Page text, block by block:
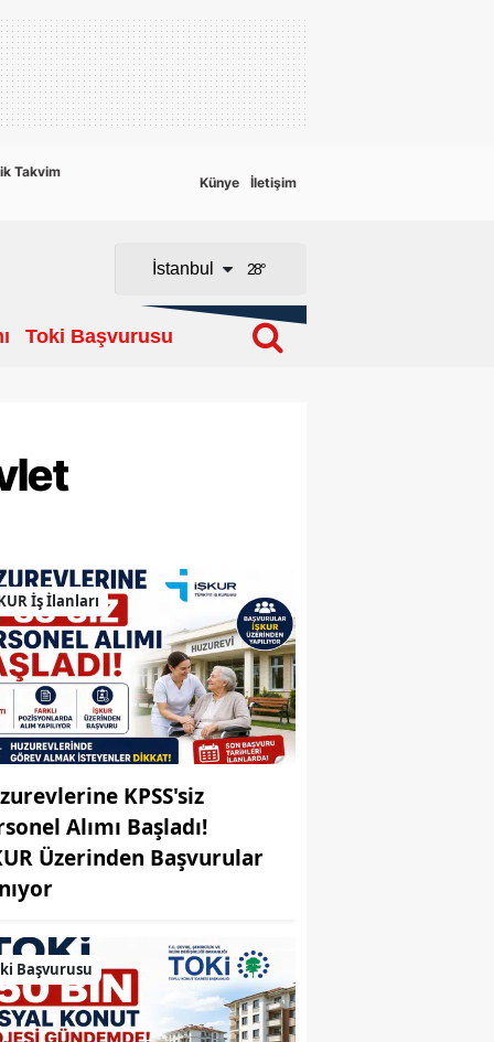
Takvim
Künye İletişim
İstanbul
Adana
Adıyaman
Bitlis
Bolu
Burdur
Bursa
Çanakkale
Çankırı
Diyarbakır
Edirne
28°
Toki Başvurusu
İş İlanları
KPSS'siz
Alımı Başladı!
Üzerinden Başvurular
Başvurusu